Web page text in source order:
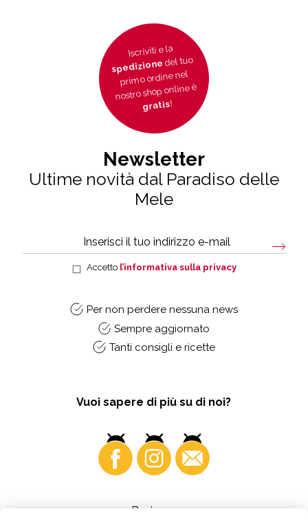
Iscriviti e la
spedizionedel tuo
primo ordine nel
nostro shop online è
gratis!
Newsletter
Ultime novità dal Paradiso delle
Mele
Accetto l’informativa sulla privacy
Per non perdere nessuna news
Sempre aggiornato
Tanti consigli e ricette
Vuoi sapere di più su di noi?
Business